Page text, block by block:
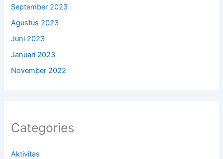
September 2023
Agustus 2023
Juni 2023
Januari 2023
November 2022
Categories
Aktivitas